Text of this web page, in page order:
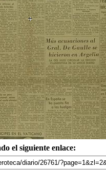
el siguiente enlace: